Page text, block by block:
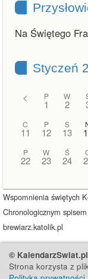
Na Świętego
Styczeń
< P
1
W
2
C
11
P
12
S
13
P
22
W
23
Ś
24
Wspomnienia świętych
Chronologicznym
brewiarz.katolik.pl
© KalendarzSwiat.pl
Strona korzysta z